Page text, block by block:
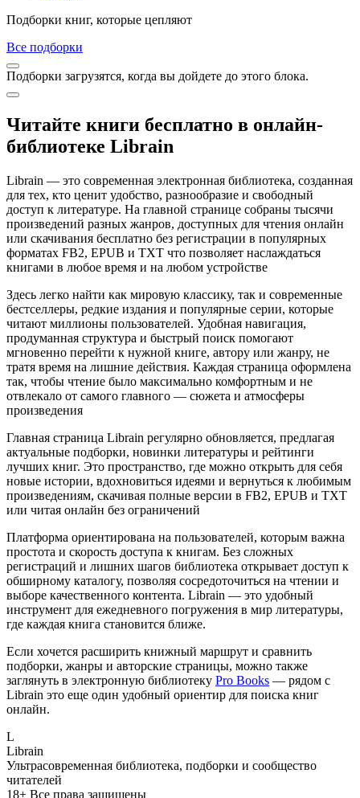
Подборки книг, которые цепляют
Все подборки
Подборки загрузятся, когда вы дойдете до этого блока.
Читайте книги бесплатно в онлайн-
библиотеке Librain
Librain — это современная электронная библиотека, созданная
для тех, кто ценит удобство, разнообразие и свободный
доступ к литературе. На главной странице собраны тысячи
произведений разных жанров, доступных для чтения онлайн
или скачивания бесплатно без регистрации в популярных
форматах FB2, EPUB и TXT что позволяет наслаждаться
книгами в любое время и на любом устройстве
Здесь легко найти как мировую классику, так и современные
бестселлеры, редкие издания и популярные серии, которые
читают миллионы пользователей. Удобная навигация,
продуманная структура и быстрый поиск помогают
мгновенно перейти к нужной книге, автору или жанру, не
тратя время на лишние действия. Каждая страница оформлена
так, чтобы чтение было максимально комфортным и не
отвлекало от самого главного — сюжета и атмосферы
произведения
Главная страница Librain регулярно обновляется, предлагая
актуальные подборки, новинки литературы и рейтинги
лучших книг. Это пространство, где можно открыть для себя
новые истории, вдохновиться идеями и вернуться к любимым
произведениям, скачивая полные версии в FB2, EPUB и TXT
или читая онлайн без ограничений
Платформа ориентирована на пользователей, которым важна
простота и скорость доступа к книгам. Без сложных
регистраций и лишних шагов библиотека открывает доступ к
обширному каталогу, позволяя сосредоточиться на чтении и
выборе качественного контента. Librain — это удобный
инструмент для ежедневного погружения в мир литературы,
где каждая книга становится ближе.
Если хочется расширить книжный маршрут и сравнить
подборки, жанры и авторские страницы, можно также
заглянуть в электронную библиотеку Pro Books — рядом с
Librain это еще один удобный ориентир для поиска книг
онлайн.
L
Librain
Ультрасовременная библиотека, подборки и сообщество
читателей
18+ Все права защищены